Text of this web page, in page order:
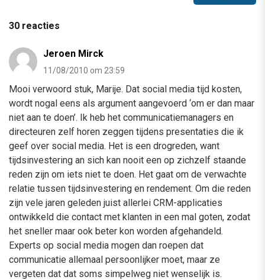
30 reacties
Jeroen Mirck
11/08/2010 om 23:59
Mooi verwoord stuk, Marije. Dat social media tijd kosten,
wordt nogal eens als argument aangevoerd ‘om er dan maar
niet aan te doen’. Ik heb het communicatiemanagers en
directeuren zelf horen zeggen tijdens presentaties die ik
geef over social media. Het is een drogreden, want
tijdsinvestering an sich kan nooit een op zichzelf staande
reden zijn om iets niet te doen. Het gaat om de verwachte
relatie tussen tijdsinvestering en rendement. Om die reden
zijn vele jaren geleden juist allerlei CRM-applicaties
ontwikkeld die contact met klanten in een mal goten, zodat
het sneller maar ook beter kon worden afgehandeld.
Experts op social media mogen dan roepen dat
communicatie allemaal persoonlijker moet, maar ze
vergeten dat dat soms simpelweg niet wenselijk is.